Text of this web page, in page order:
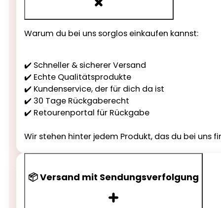
Warum du bei uns sorglos einkaufen kannst:
✔️ Schneller & sicherer Versand
✔️ Echte Qualitätsprodukte
✔️ Kundenservice, der für dich da ist
✔️ 30 Tage Rückgaberecht
✔️ Retourenportal für Rückgabe
Wir stehen hinter jedem Produkt, das du bei uns
📦 Versand mit Sendungsverfolgung